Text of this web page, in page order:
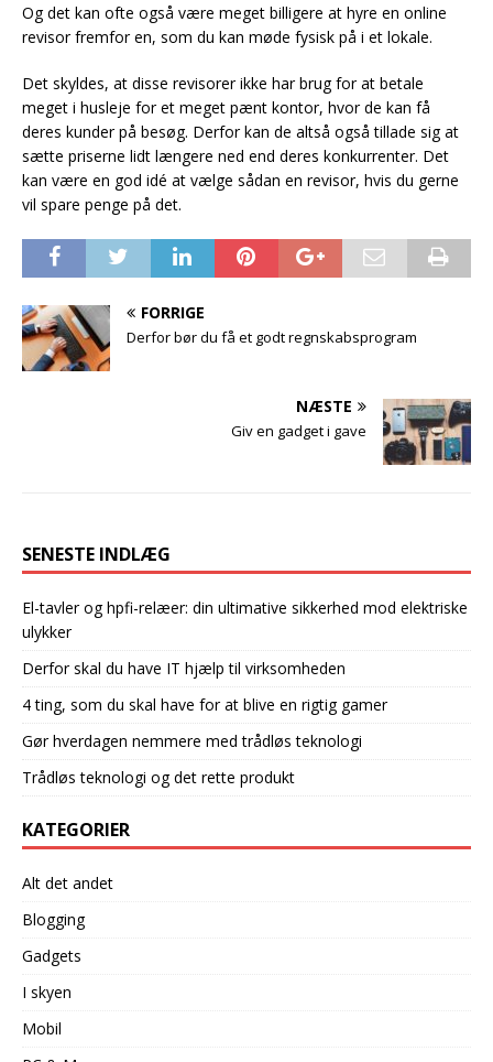
Og det kan ofte også være meget billigere at hyre en online
revisor fremfor en, som du kan møde fysisk på i et lokale.
Det skyldes, at disse revisorer ikke har brug for at betale
meget i husleje for et meget pænt kontor, hvor de kan få
deres kunder på besøg. Derfor kan de altså også tillade sig at
sætte priserne lidt længere ned end deres konkurrenter. Det
kan være en god idé at vælge sådan en revisor, hvis du gerne
vil spare penge på det.
FORRIGE
Derfor bør du få et godt regnskabsprogram
NÆSTE
Giv en gadget i gave
SENESTE INDLÆG
El-tavler og hpfi-relæer: din ultimative sikkerhed mod elektriske
ulykker
Derfor skal du have IT hjælp til virksomheden
4 ting, som du skal have for at blive en rigtig gamer
Gør hverdagen nemmere med trådløs teknologi
Trådløs teknologi og det rette produkt
KATEGORIER
Alt det andet
Blogging
Gadgets
I skyen
Mobil